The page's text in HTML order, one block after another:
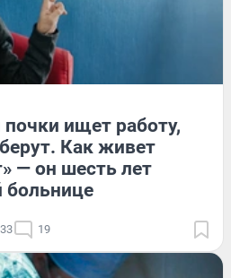
ищет работу,
Как живет
— он шесть лет
больнице
19